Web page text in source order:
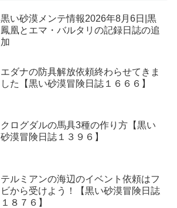
黒い砂漠メンテ情報2026年8月6日|黒
鳳凰とエマ・バルタリの記録日誌の追
加
エダナの防具解放依頼終わらせてきま
した【黒い砂漠冒険日誌１６６６】
クログダルの馬具3種の作り方【黒い
砂漠冒険日誌１３９６】
テルミアンの海辺のイベント依頼はフ
ビから受けよう！【黒い砂漠冒険日誌
１８７６】